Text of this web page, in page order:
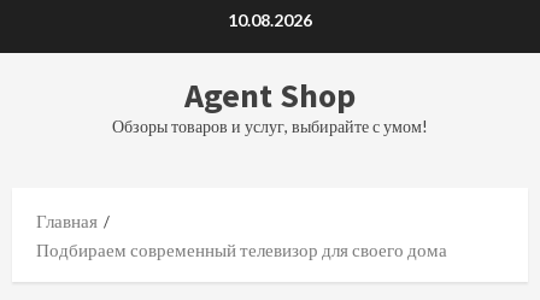
10.08.2026
Agent Shop
Обзоры товаров и услуг, выбирайте с умом!
Главная
Подбираем современный телевизор для своего дома